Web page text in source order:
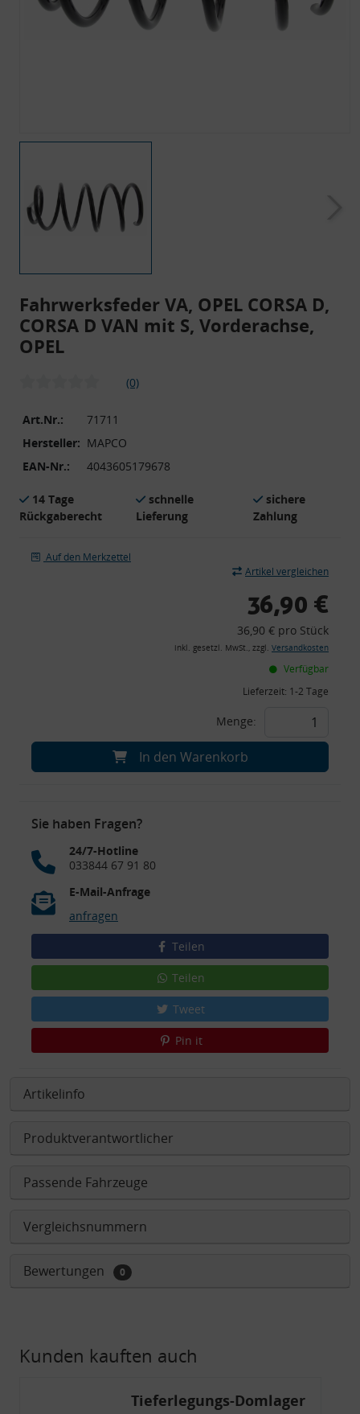
Fahrwerksfeder VA, OPEL CORSA D,
CORSA D VAN mit S, Vorderachse,
OPEL
(0)
Art.Nr.:
71711
Hersteller: MAPCO
EAN-Nr.:
4043605179678
14 Tage
Rückgaberecht
schnelle
Lieferung
sichere
Zahlung
Auf den Merkzettel
Artikel vergleichen
36,90 €
36,90 € pro Stück
inkl. gesetzl. MwSt., zzgl. Versandkosten
Verfügbar
Lieferzeit: 1-2 Tage
Menge:
In den Warenkorb
Sie haben Fragen?
24/7-Hotline
033844 67 91 80
E-Mail-Anfrage
anfragen
Teilen
Teilen
Tweet
Pin it
Artikelinfo
Produktverantwortlicher
Passende Fahrzeuge
Vergleichsnummern
Bewertungen 0
Kunden kauften auch
Tieferlegungs-Domlager